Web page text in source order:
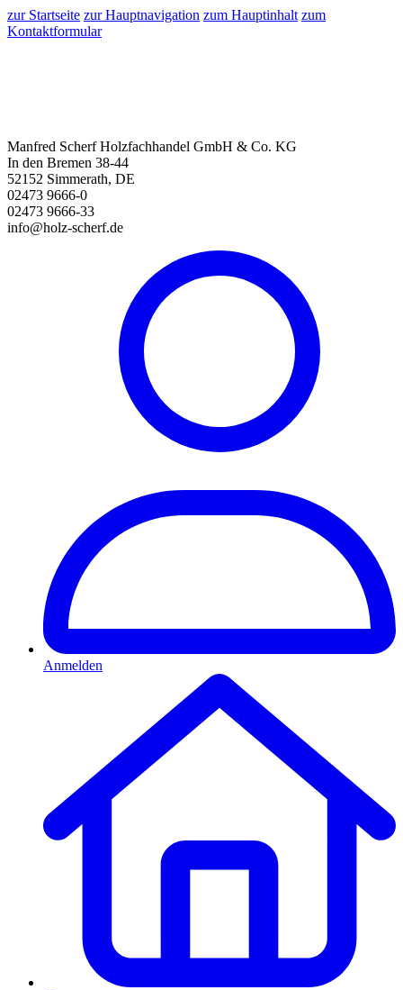
zur Startseite zur Hauptnavigation zum Hauptinhalt zum
Kontaktformular
Manfred Scherf Holzfachhandel GmbH & Co. KG
In den Bremen 38-44
52152 Simmerath, DE
02473 9666-0
02473 9666-33
info@holz-scherf.de
Anmelden